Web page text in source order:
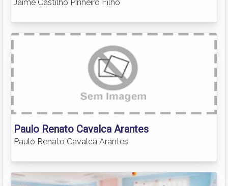
Jaime Castilho Pinheiro Filho
Paulo Renato Cavalca Arantes
Paulo Renato Cavalca Arantes